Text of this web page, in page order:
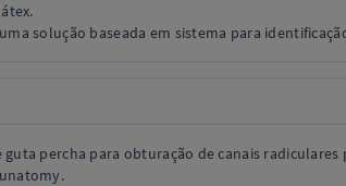
solução baseada em sistema para
guta percha para obturação de canais